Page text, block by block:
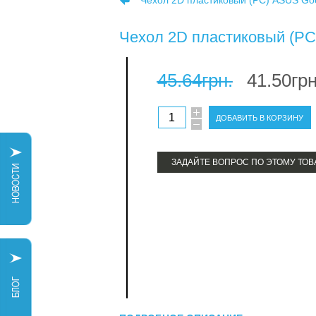
Чехол 2D пластиковый
45.64грн.
ЗАДАЙТЕ ВОПРОС ПО ЭТОМУ